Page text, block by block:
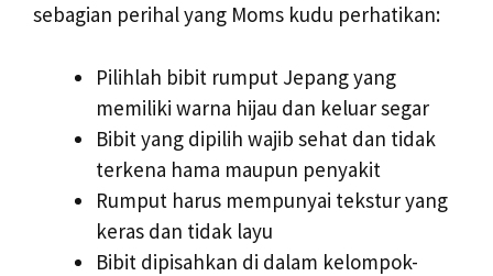
sebagian perihal yang Moms kudu perhatikan:
Pilihlah bibit rumput Jepang yang
memiliki warna hijau dan keluar segar
Bibit yang dipilih wajib sehat dan tidak
terkena hama maupun penyakit
Rumput harus mempunyai tekstur yang
keras dan tidak layu
Bibit dipisahkan di dalam kelompok-